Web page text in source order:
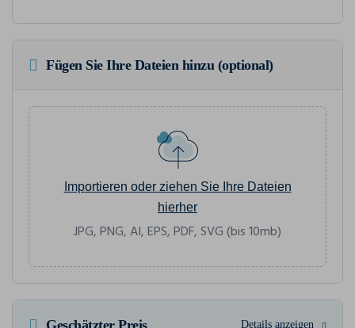
Fügen Sie Ihre Dateien hinzu (optional)
Importieren oder ziehen Sie Ihre Dateien
hierher
JPG, PNG, AI, EPS, PDF, SVG (bis 10mb)
Geschätzter Preis Details anzeigen